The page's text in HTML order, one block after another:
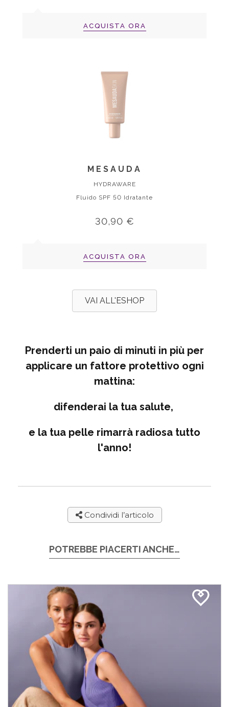
ACQUISTA ORA
MESAUDA
HYDRAWARE
Fluido SPF 50 Idratante
30,90 €
ACQUISTA ORA
VAI ALL'ESHOP
Prenderti un paio di minuti in più per
applicare un fattore protettivo ogni
mattina:
difenderai la tua salute,
e la tua pelle rimarrà radiosa tutto
l'anno!
Condividi l’articolo
POTREBBE PIACERTI ANCHE…